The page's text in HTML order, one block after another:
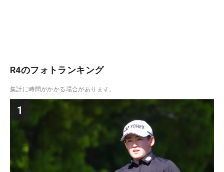
R4のフォトランキング
集計に時間がかかる場合があります。
1